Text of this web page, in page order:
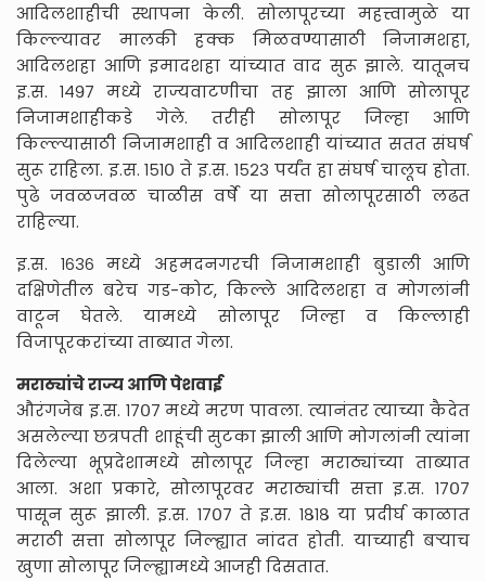
आदिलशाहीची स्थापना केली. सोलापूरच्या महत्त्वामुळे या
किल्ल्यावर मालकी हक्क मिळवण्यासाठी निजामशहा,
आदिलशहा आणि इमादशहा यांच्यात वाद सुरू झाले. यातूनच
इ.स. १४९७ मध्ये राज्यवाटणीचा तह झाला आणि सोलापूर
निजामशाहीकडे गेले. तरीही सोलापूर जिल्हा आणि
किल्ल्यासाठी निजामशाही व आदिलशाही यांच्यात सतत संघर्ष
सुरू राहिला. इ.स. १५१० ते इ.स. १५२३ पर्यंत हा संघर्ष चालूच होता.
पुढे जवळजवळ चाळीस वर्षे या सत्ता सोलापूरसाठी लढत
राहिल्या.
इ.स. १६३६ मध्ये अहमदनगरची निजामशाही बुडाली आणि
दक्षिणेतील बरेच गड-कोट, किल्ले आदिलशहा व मोगलांनी
वाटून घेतले. यामध्ये सोलापूर जिल्हा व किल्लाही
विजापूरकरांच्या ताब्यात गेला.
मराठ्यांचे राज्य आणि पेशवाई
औरंगजेब इ.स. १७०७ मध्ये मरण पावला. त्यानंतर त्याच्या कैदेत
असलेल्या छत्रपती शाहूंची सुटका झाली आणि मोगलांनी त्यांना
दिलेल्या भूप्रदेशामध्ये सोलापूर जिल्हा मराठ्यांच्या ताब्यात
आला. अशा प्रकारे, सोलापूरवर मराठ्यांची सत्ता इ.स. १७०७
पासून सुरू झाली. इ.स. १७०७ ते इ.स. १८१८ या प्रदीर्घ काळात
मराठी सत्ता सोलापूर जिल्ह्यात नांदत होती. याच्याही बऱ्याच
खुणा सोलापूर जिल्ह्यामध्ये आजही दिसतात.